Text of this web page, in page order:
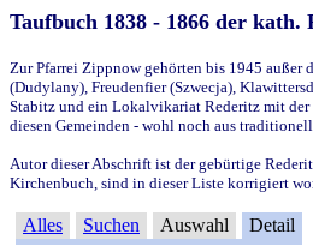
Taufbuch 1838 - 1866 der
Zur Pfarrei Zippnow gehörten bis 1945 außer
(Dudylany), Freudenfier (Szwecja),
Stabitz und ein Lokalvikariat Rederitz mit der
diesen Gemeinden - wohl noch aus
Autor dieser Abschrift ist der gebürtige
Kirchenbuch, sind in dieser Liste korrigiert
Alles Suchen Auswahl Detail